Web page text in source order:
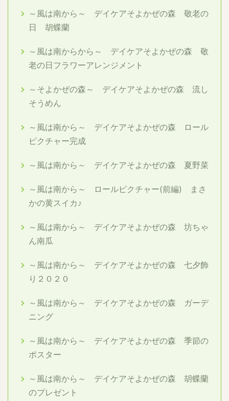
～風は南から～ デイケアそよかぜの森 敬老の
日 胡蝶蘭
～風は南からから～ デイケアそよかぜの森 敬
老の日フラワーアレンジメント
～そよかぜの森～ デイケアそよかぜの森 流し
そうめん
～風は南から～ デイケアそよかぜの森 ロール
ピクチャー完成
～風は南から～ デイケアそよかぜの森 夏野菜
～風は南から～ ロールピクチャー(前編) まさ
かの黄スイカ♪
～風は南から～ デイケアそよかぜの森 坊ちゃ
ん南瓜
～風は南から～ デイケアそよかぜの森 七夕飾
り２０２０
～風は南から～ デイケアそよかぜの森 ガーデ
ニング
～風は南から～ デイケアそよかぜの森 季節の
ポスター
～風は南から～ デイケアそよかぜの森 胡蝶蘭
のプレゼント